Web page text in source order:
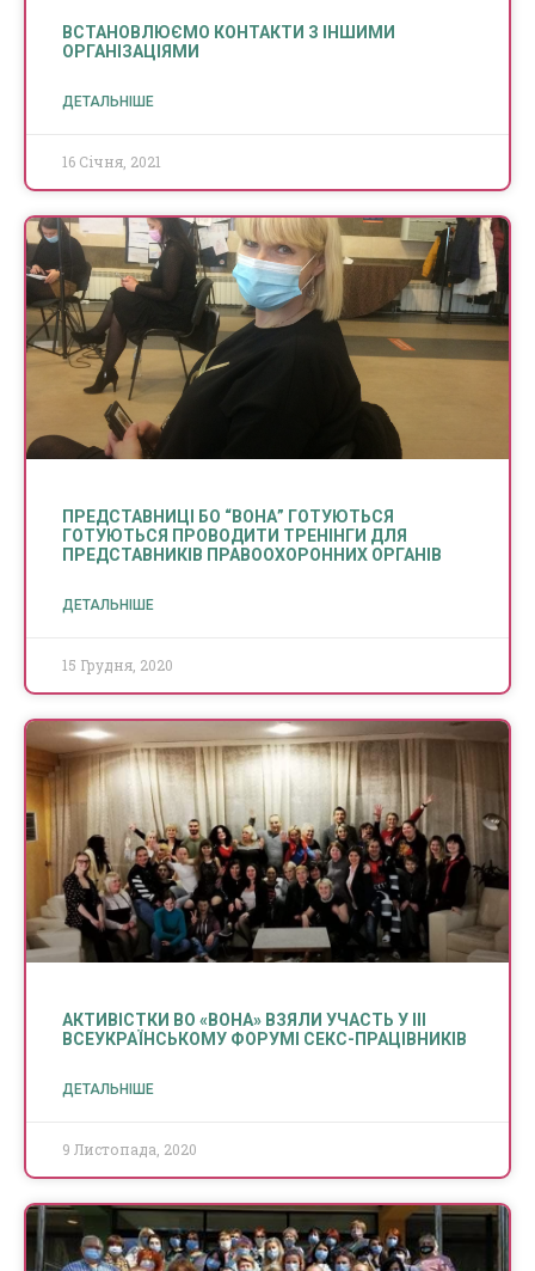
ВСТАНОВЛЮЄМО КОНТАКТИ З ІНШИМИ
ОРГАНІЗАЦІЯМИ
ДЕТАЛЬНІШЕ
16 Січня, 2021
ПРЕДСТАВНИЦІ БО “ВОНА” ГОТУЮТЬСЯ
ГОТУЮТЬСЯ ПРОВОДИТИ ТРЕНІНГИ ДЛЯ
ПРЕДСТАВНИКІВ ПРАВООХОРОННИХ ОРГАНІВ
ДЕТАЛЬНІШЕ
15 Грудня, 2020
АКТИВІСТКИ ВО «ВОНА» ВЗЯЛИ УЧАСТЬ У ІІІ
ВСЕУКРАЇНСЬКОМУ ФОРУМІ СЕКС-ПРАЦІВНИКІВ
ДЕТАЛЬНІШЕ
9 Листопада, 2020